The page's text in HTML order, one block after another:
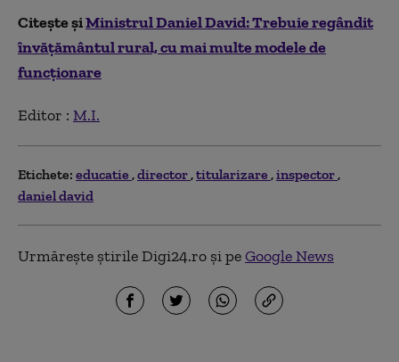
Citește șiMinistrul Daniel David: Trebuie regândit
învăţământul rural, cu mai multe modele de
funcţionare
Editor : M.I.
Etichete: educatie director titularizare inspector
daniel david
Urmărește știrile Digi24.ro și peGoogle News